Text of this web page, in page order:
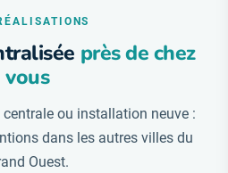
près de chez
vous
centrale ou installation neuve :
dans les autres villes du
Ouest.